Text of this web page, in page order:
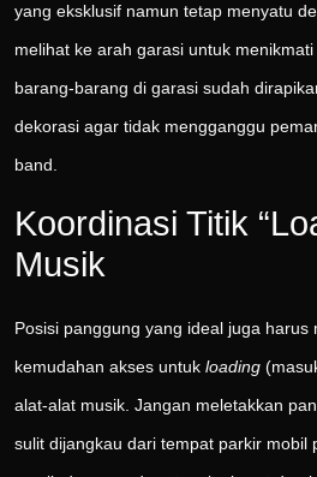
yang eksklusif namun tetap menyatu
melihat ke arah garasi untuk
barang-barang di garasi sudah
dekorasi agar tidak mengganggu
band.
Koordinasi Titik
Musik
Posisi panggung yang ideal juga harus
kemudahan akses untuk loading
alat-alat musik. Jangan meletakkan
sulit dijangkau dari tempat parkir mobil